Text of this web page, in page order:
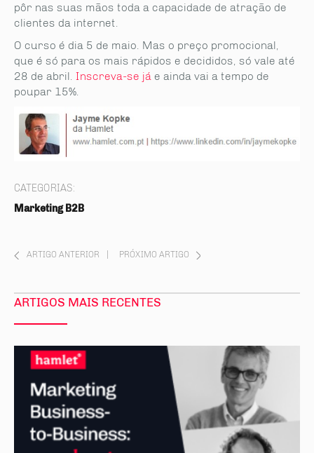
pôr nas suas mãos toda a capacidade de atração de
clientes da internet.
O curso é dia 5 de maio. Mas o preço promocional,
que é só para os mais rápidos e decididos, só vale até
28 de abril. Inscreva-se já e ainda vai a tempo de
poupar 15%.
CATEGORIAS:
Marketing B2B
ARTIGO ANTERIOR PRÓXIMO ARTIGO
ARTIGOS MAIS RECENTES